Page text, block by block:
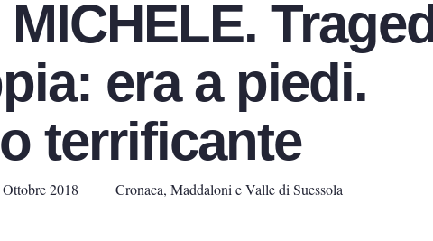
era a piedi.
terrificante
2018 Cronaca, Maddaloni e Valle di Suessola